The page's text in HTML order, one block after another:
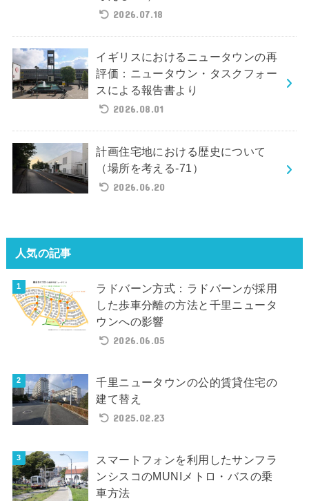
2026.07.18
イギリスにおけるニュータウンの再
評価：ニュータウン・タスクフォー
スによる報告書より
2026.08.01
計画住宅地における歴史について
（場所を考える-71）
2026.06.20
人気の記事
ラドバーン方式：ラドバーンが採用
した歩車分離の方法と千里ニュータ
ウンへの影響
2026.06.05
千里ニュータウンの公的賃貸住宅の
建て替え
2025.02.23
スマートフォンを利用したサンフラ
ンシスコのMUNIメトロ・バスの乗
車方法